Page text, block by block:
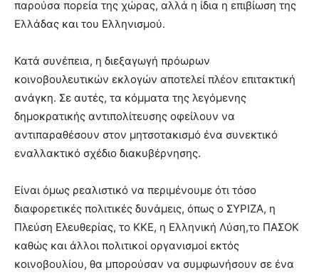
παρούσα πορεία της χώρας, αλλά η ίδια η επιβίωση της
Ελλάδας και του Ελληνισμού.
Κατά συνέπεια, η διεξαγωγή πρόωρων
κοινοβουλευτικών εκλογών αποτελεί πλέον επιτακτική
ανάγκη. Σε αυτές, τα κόμματα της λεγόμενης
δημοκρατικής αντιπολίτευσης οφείλουν να
αντιπαραθέσουν στον μητσοτακισμό ένα συνεκτικό
εναλλακτικό σχέδιο διακυβέρνησης.
Είναι όμως ρεαλιστικό να περιμένουμε ότι τόσο
διαφορετικές πολιτικές δυνάμεις, όπως ο ΣΥΡΙΖΑ, η
Πλεύση Ελευθερίας, το ΚΚΕ, η Ελληνική Λύση,το ΠΑΣΟΚ
καθώς και άλλοι πολιτικοί οργανισμοί εκτός
κοινοβουλίου, θα μπορούσαν να συμφωνήσουν σε ένα